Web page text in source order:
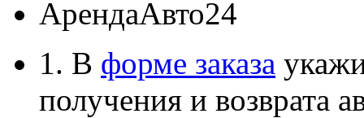
1. В форме заказа
получения и возврата